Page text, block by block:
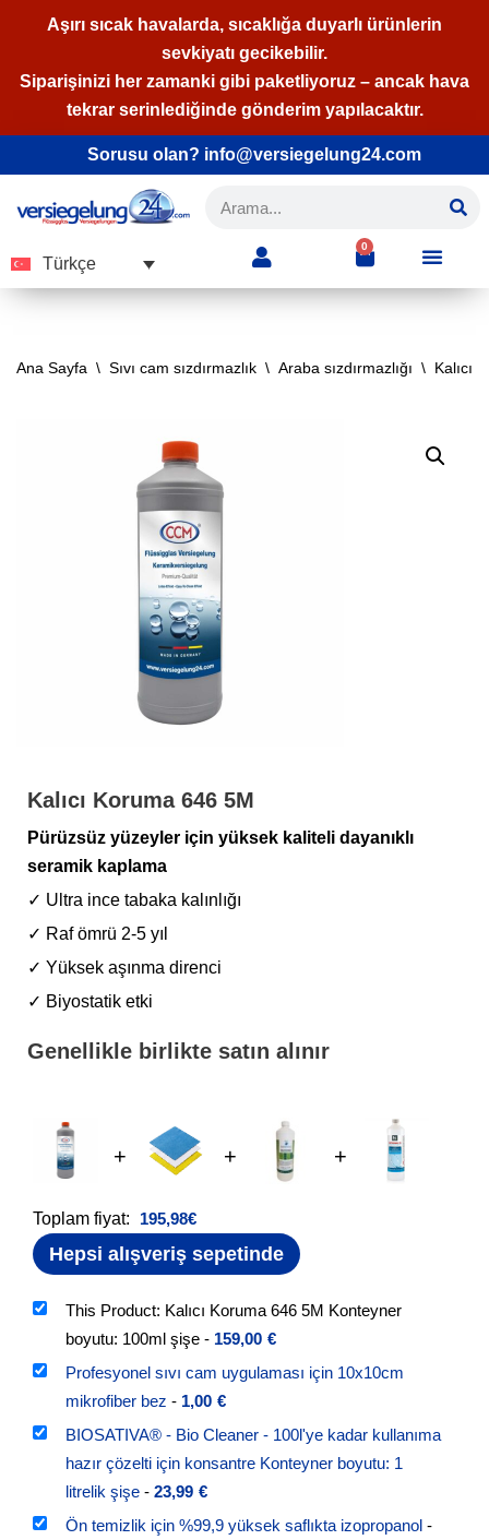
geç
Aşırı sıcak havalarda, sıcaklığa duyarlı ürünlerin
sevkiyatı gecikebilir.
Siparişinizi her zamanki gibi paketliyoruz – ancak hava
tekrar serinlediğinde gönderim yapılacaktır.
Sorusu olan? info@versiegelung24.com
Türkçe
0
Ana Sayfa \ Sıvı cam sızdırmazlık \ Araba sızdırmazlığı \ Kalıcı
Kalıcı Koruma 646 5M
Pürüzsüz yüzeyler için yüksek kaliteli dayanıklı
seramik kaplama
✓ Ultra ince tabaka kalınlığı
✓ Raf ömrü 2-5 yıl
✓ Yüksek aşınma direnci
✓ Biyostatik etki
Genellikle birlikte satın alınır
+ + +
Toplam fiyat: 195,98€
Hepsi alışveriş sepetinde
This Product: Kalıcı Koruma 646 5M Konteyner
boyutu: 100ml şişe - 159,00 €
Profesyonel sıvı cam uygulaması için 10x10cm
mikrofiber bez - 1,00 €
BIOSATIVA® - Bio Cleaner - 100l'ye kadar kullanıma
hazır çözelti için konsantre Konteyner boyutu: 1
litrelik şişe - 23,99 €
Ön temizlik için %99,9 yüksek saflıkta izopropanol -